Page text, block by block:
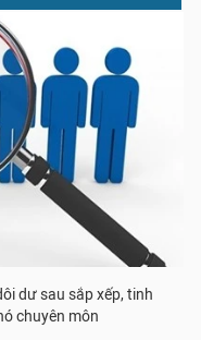
dư sau sắp xếp, tinh
chuyên môn